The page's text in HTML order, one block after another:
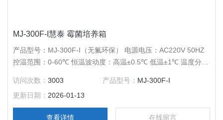
MJ-300F-I慧泰 霉菌培养箱
产品型号：MJ-300F-I（无氟环保） 电源电压：AC220V 50HZ
控温范围：0-60℃ 恒温波动度：高温±0.5℃ 低温±1℃ 温度分辨
尺寸：705*765*1640 公称容积：300L 载物托架（标配）：3块
定时范围：1-9999分钟
访问次数：3003 产品型号： MJ-300F-I
更新日期： 2026-01-13
查看详情 在线留言